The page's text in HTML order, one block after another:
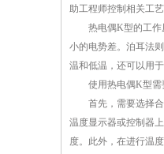
助工程师控制相关工
热电偶K型的工作原
小的电势差。泊耳法
温和低温，还可以用
使用热电偶K型需
首先，需要选择合
温度显示器或控制器
度。此外，在进行温